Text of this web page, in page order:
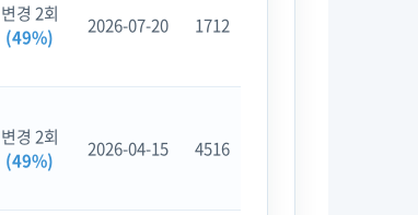
변경 2회
(49%)
2026-07-20 1712
변경 2회
(49%)
2026-04-15 4516